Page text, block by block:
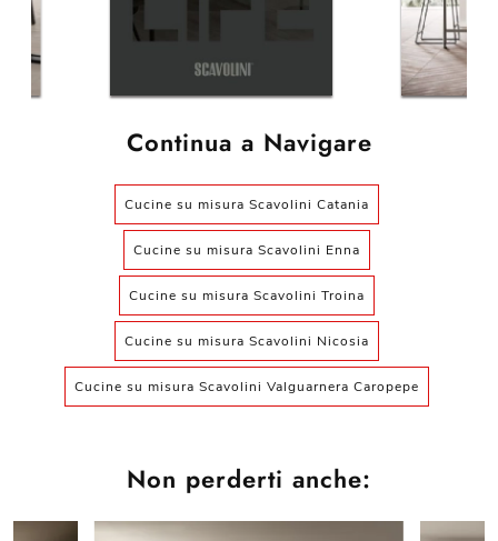
Continua a Navigare
Cucine su misura Scavolini Catania
Cucine su misura Scavolini Enna
Cucine su misura Scavolini Troina
Cucine su misura Scavolini Nicosia
Cucine su misura Scavolini Valguarnera Caropepe
Non perderti anche: